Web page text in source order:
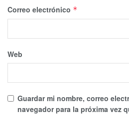
Correo electrónico *
Web
Guardar mi nombre, correo
navegador para la próxima vez